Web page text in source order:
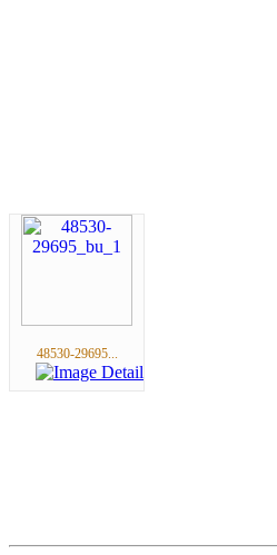
48530-29695...